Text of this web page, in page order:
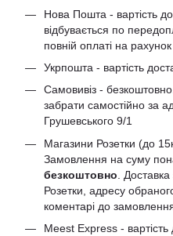
Нова Пошта - вартість
відбувається по
повній оплаті на
Укрпошта - вартість
Самовивіз -
забрати самостійно за
Грушевського 9/1
Магазини Розетки (до
Замовлення на суму
безкоштовно .
Розетки, адресу
коментарі до
Meest Express - вартість